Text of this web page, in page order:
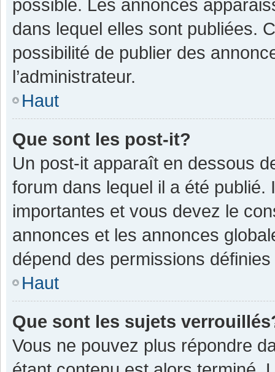
possible. Les annonces
dans lequel elles sont publiées.
possibilité de publier des
l’administrateur.
Haut
Que sont les post-it?
Un post-it apparaît en dessous
forum dans lequel il a été
importantes et vous devez le
annonces et les annonces
dépend des permissions définies
Haut
Que sont les sujets
Vous ne pouvez plus répondre